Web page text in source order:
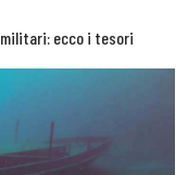
ecco i tesori